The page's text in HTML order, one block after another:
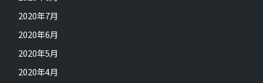
2020年7月
2020年6月
2020年5月
2020年4月